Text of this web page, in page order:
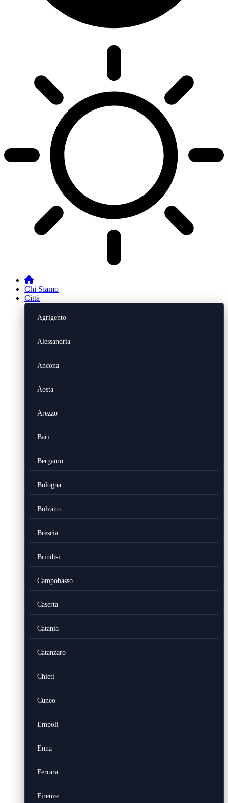
Chi Siamo
Città
Agrigento
Alessandria
Ancona
Aosta
Arezzo
Bari
Bergamo
Bologna
Bolzano
Brescia
Brindisi
Campobasso
Caserta
Catania
Catanzaro
Chieti
Cuneo
Empoli
Enna
Ferrara
Firenze